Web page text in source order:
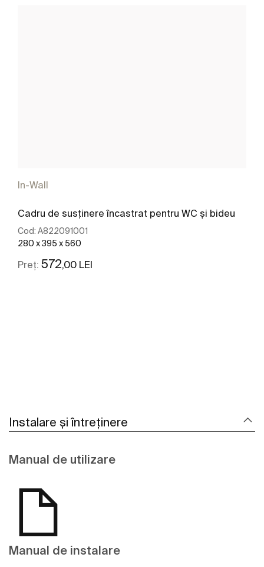
In-Wall
Cadru de susținere încastrat pentru WC și bideu
Cod: A822091001
280 x 395 x 560
Preț: 572,00 LEI
Instalare și întreținere
Manual de utilizare
Manual de instalare